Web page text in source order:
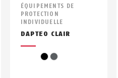
ÉQUIPEMENTS DE
PROTECTION
INDIVIDUELLE
DAPTEO CLAIR
black
grey